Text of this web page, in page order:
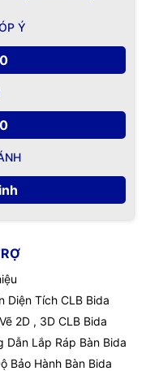
Ý
Diện Tích CLB Bida
2D , 3D CLB Bida
Dẫn Lắp Ráp Bàn Bida
Bảo Hành Bàn Bida